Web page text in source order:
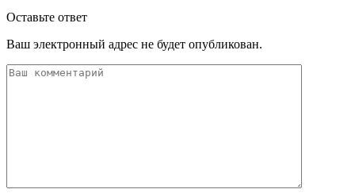
Оставьте ответ
Ваш электронный адрес не будет опубликован.